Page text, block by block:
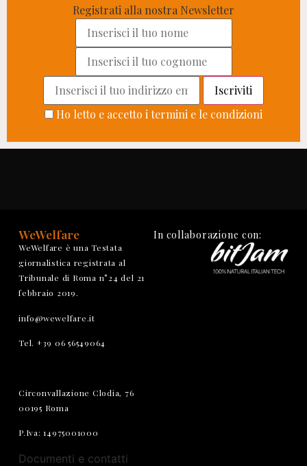
Registrati alla nostra Newsletter
Ho letto e accetto i termini e le condizioni
WeWelfare
WeWelfare è una Testata
giornalistica registrata al
Tribunale di Roma n°24 del 21
febbraio 2019.
info@wewelfare.it
Tel. +39 06 56549064
Circonvallazione Clodia, 76
00195 Roma
P.Iva: 14975001000
Documenti e contatti
In collaborazione con: